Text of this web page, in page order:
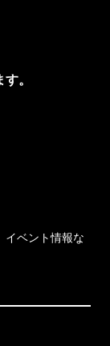
。
イベント情報な